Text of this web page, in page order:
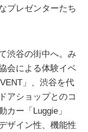
プレゼンターたち
渋谷の街中へ。み
会による体験イベ
」、渋谷を代
アショップとのコ
カー「Luggie」
ザイン性、機能性